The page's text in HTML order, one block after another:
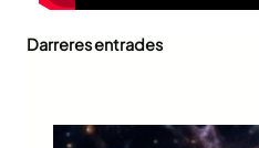
Darreres entrades